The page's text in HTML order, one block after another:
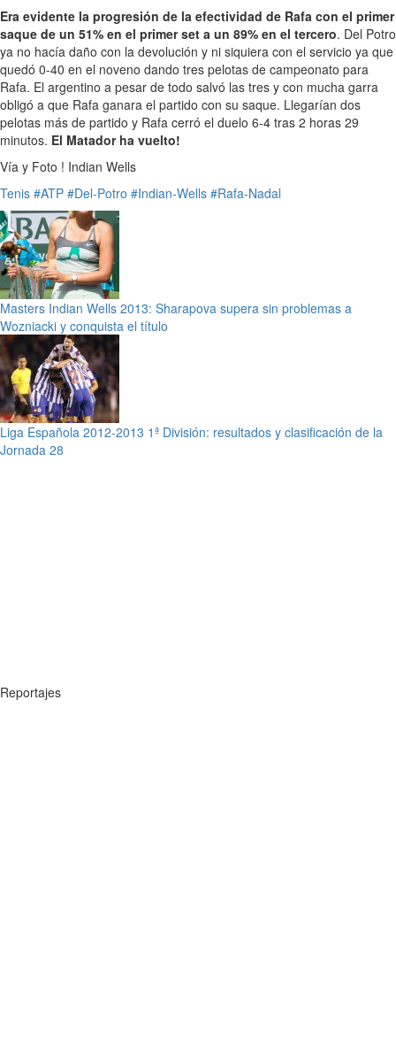
Era evidente la progresión de la efectividad de Rafa con el primer
saque de un 51% en el primer set a un 89% en el tercero. Del Potro
ya no hacía daño con la devolución y ni siquiera con el servicio ya que
quedó 0-40 en el noveno dando tres pelotas de campeonato para
Rafa. El argentino a pesar de todo salvó las tres y con mucha garra
obligó a que Rafa ganara el partido con su saque. Llegarían dos
pelotas más de partido y Rafa cerró el duelo 6-4 tras 2 horas 29
minutos. El Matador ha vuelto!
Vía y Foto ! Indian Wells
Tenis #ATP #Del-Potro #Indian-Wells #Rafa-Nadal
Masters Indian Wells 2013: Sharapova supera sin problemas a
Wozniacki y conquista el título
Liga Española 2012-2013 1ª División: resultados y clasificación de la
Jornada 28
Reportajes